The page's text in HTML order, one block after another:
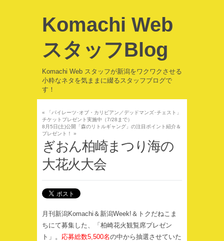
Komachi Web
スタッフBlog
Komachi Web スタッフが新潟をワクワクさせる
小粋なネタを気ままに綴るスタッフブログで
す！
« 「パイレーツ･オブ・カリビアン／デッドマンズ･チェスト」
チケットプレゼント実施中（7/28まで）
8月5日(土)公開「森のリトルギャング」の注目ポイント紹介＆
プレゼント！ »
ぎおん柏崎まつり海の
大花火大会
月刊新潟Komachi＆新潟Week!＆トクだねこま
ちにて募集した、「柏崎花火観覧席プレゼン
ト」。 応募総数5,500名の中から抽選させていた